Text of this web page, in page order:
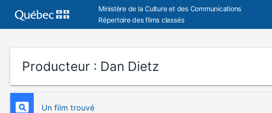
Ministère de la Culture et des Communications
Répertoire des films classés
Producteur : Dan Dietz
Un film trouvé